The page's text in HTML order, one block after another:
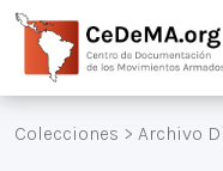
Colecciones > Archivo